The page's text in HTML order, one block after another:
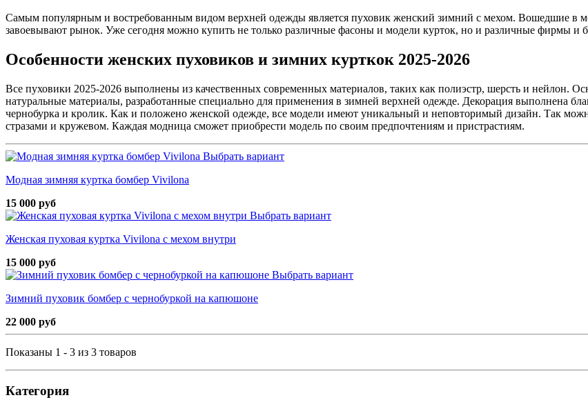
Самым популярным и востребованным видом верхней одежды является пуховик женский зимний с мехом. Вошедшие в
завоевывают рынок. Уже сегодня можно купить не только различные фасоны и модели курток, но и различные фирмы и
Особенности женских пуховиков и зимних курткок 2025-2026
Все пуховики 2025-2026 выполнены из качественных современных материалов, таких как полиэстр, шерсть и нейлон.
натуральные материалы, разработанные специально для применения в зимней верхней одежде. Декорация выполнена
чернобурка и кролик. Как и положено женской одежде, все модели имеют уникальный и неповторимый дизайн. Так
стразами и кружевом. Каждая модница сможет приобрести модель по своим предпочтениям и пристрастиям.
Выбрать вариант
Модная зимняя куртка бомбер Vivilona
15 000 руб
Выбрать вариант
Женская пуховая куртка Vivilona с мехом внутри
15 000 руб
Выбрать вариант
Зимний пуховик бомбер с чернобуркой на капюшоне
22 000 руб
Показаны 1 - 3 из 3 товаров
Категория